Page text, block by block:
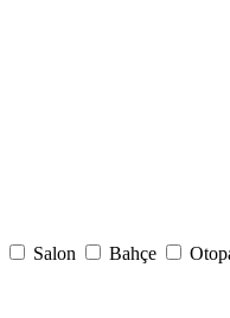
Salon Bahçe